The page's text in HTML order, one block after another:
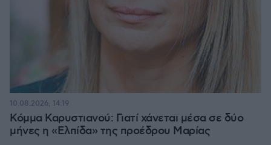
Κόμμα Καρυστιανού: Γιατί χάνεται μέσα σε δύο
μήνες η «Ελπίδα» της προέδρου Μαρίας
10.08.2026, 14:19